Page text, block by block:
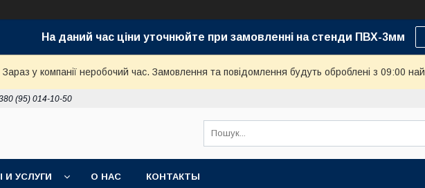
На даний час ціни уточнюйте при замовленні на стенди ПВХ-3мм
Зараз у компанії неробочий час. Замовлення та повідомлення будуть оброблені з 09:00
(95) 014-10-50
И УСЛУГИ О НАС КОНТАКТЫ